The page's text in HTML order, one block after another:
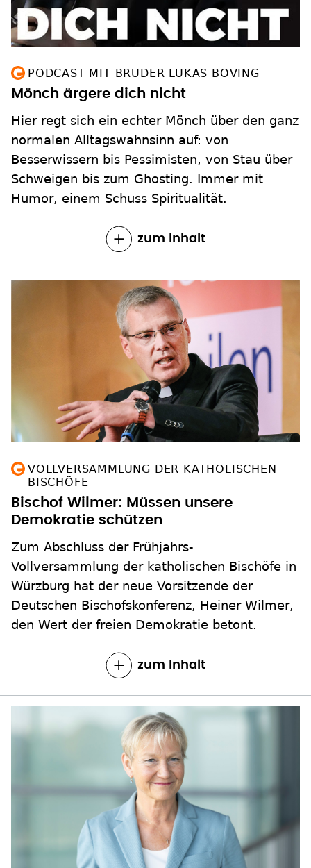
PODCAST MIT BRUDER LUKAS BOVING
Mönch ärgere dich nicht
Hier regt sich ein echter Mönch über den ganz
normalen Alltagswahnsinn auf: von
Besserwissern bis Pessimisten, von Stau über
Schweigen bis zum Ghosting. Immer mit
Humor, einem Schuss Spiritualität.
zum Inhalt
VOLLVERSAMMLUNG DER KATHOLISCHEN
BISCHÖFE
Bischof Wilmer: Müssen unsere
Demokratie schützen
Zum Abschluss der Frühjahrs-
Vollversammlung der katholischen Bischöfe in
Würzburg hat der neue Vorsitzende der
Deutschen Bischofskonferenz, Heiner Wilmer,
den Wert der freien Demokratie betont.
zum Inhalt